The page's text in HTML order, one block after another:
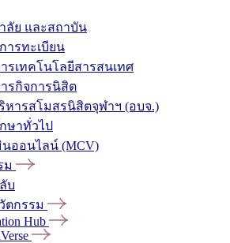
ลัย และสถาบัน
ารทะเบียน
รเทคโนโลยีสารสนเทศ
รกิจการนิสิต
หารสโมสรนิสิตจุฬาฯ (อบจ.)
ษาทั่วไป
นออนไลน์ (MCV)
ม
บ
ตกรรม
Hub